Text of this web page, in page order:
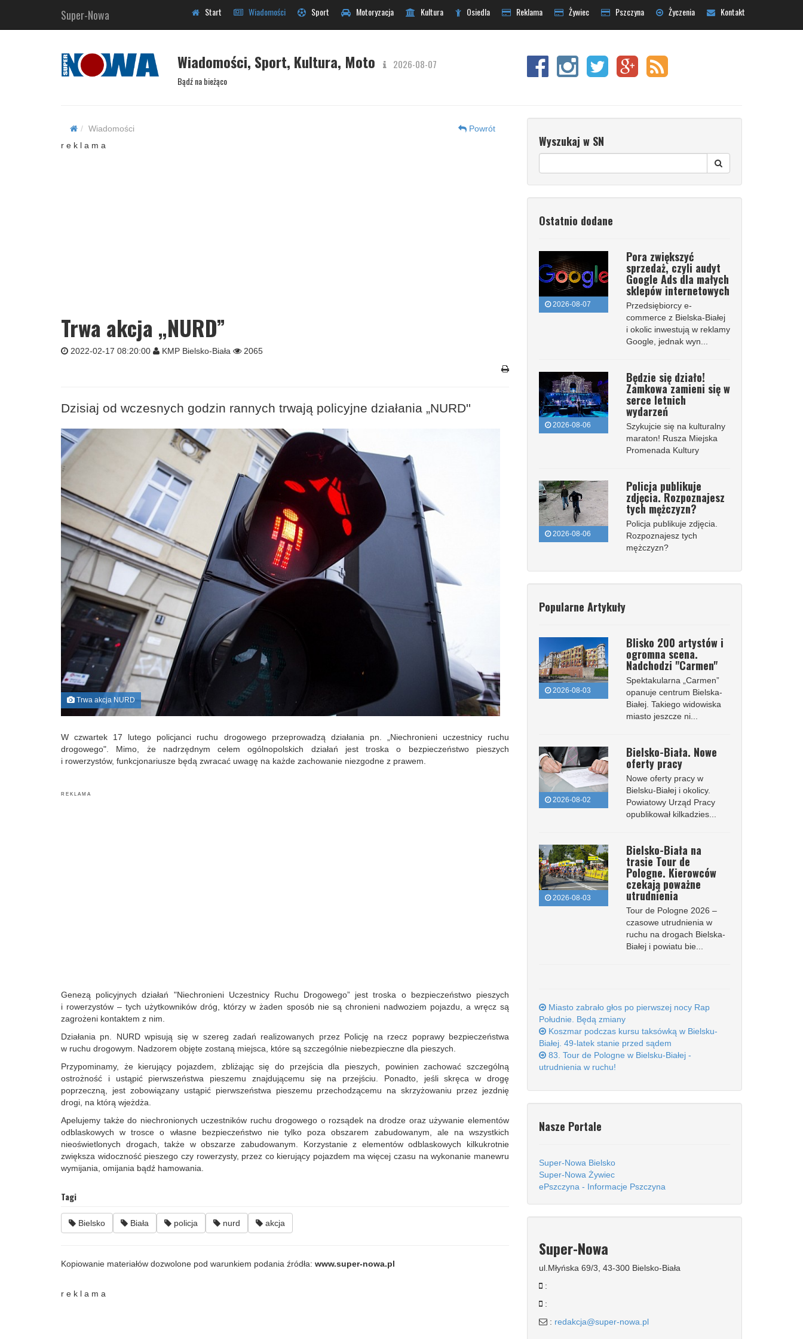
Super-Nowa Start Wiadomości Sport Motoryzacja Kultura Osiedla Reklama Żywiec Pszczyna Życzenia Kontakt
Wiadomości, Sport, Kultura, Moto 2026-08-07
Bądź na bieżąco
Wiadomości
Powrót
r e k l a m a
Trwa akcja „NURD”
2022-02-17 08:20:00 KMP Bielsko-Biała 2065
Dzisiaj od wczesnych godzin rannych trwają policyjne działania „NURD''
Trwa akcja NURD
W czwartek 17 lutego policjanci ruchu drogowego przeprowadzą działania pn. „Niechronieni uczestnicy ruchu
drogowego". Mimo, że nadrzędnym celem ogólnopolskich działań jest troska o bezpieczeństwo pieszych
i rowerzystów, funkcjonariusze będą zwracać uwagę na każde zachowanie niezgodne z prawem.
R E K L A M A
Genezą policyjnych działań "Niechronieni Uczestnicy Ruchu Drogowego” jest troska o bezpieczeństwo pieszych
i rowerzystów – tych użytkowników dróg, którzy w żaden sposób nie są chronieni nadwoziem pojazdu, a wręcz są
zagrożeni kontaktem z nim.
Działania pn. NURD wpisują się w szereg zadań realizowanych przez Policję na rzecz poprawy bezpieczeństwa
w ruchu drogowym. Nadzorem objęte zostaną miejsca, które są szczególnie niebezpieczne dla pieszych.
Przypominamy, że kierujący pojazdem, zbliżając się do przejścia dla pieszych, powinien zachować szczególną
ostrożność i ustąpić pierwszeństwa pieszemu znajdującemu się na przejściu. Ponadto, jeśli skręca w drogę
poprzeczną, jest zobowiązany ustąpić pierwszeństwa pieszemu przechodzącemu na skrzyżowaniu przez jezdnię
drogi, na którą wjeżdża.
Apelujemy także do niechronionych uczestników ruchu drogowego o rozsądek na drodze oraz używanie elementów
odblaskowych w trosce o własne bezpieczeństwo nie tylko poza obszarem zabudowanym, ale na wszystkich
nieoświetlonych drogach, także w obszarze zabudowanym. Korzystanie z elementów odblaskowych kilkukrotnie
zwiększa widoczność pieszego czy rowerzysty, przez co kierujący pojazdem ma więcej czasu na wykonanie manewru
wymijania, omijania bądź hamowania.
Tagi
Bielsko Biała policja nurd akcja
Kopiowanie materiałów dozwolone pod warunkiem podania źródła: www.super-nowa.pl
r e k l a m a
Wyszukaj w SN
Ostatnio dodane
2026-08-07
Pora zwiększyć
sprzedaż, czyli audyt
Google Ads dla małych
sklepów internetowych
Przedsiębiorcy e-
commerce z Bielska-Białej
i okolic inwestują w reklamy
Google, jednak wyn...
2026-08-06
Będzie się działo!
Zamkowa zamieni się w
serce letnich
wydarzeń
Szykujcie się na kulturalny
maraton! Rusza Miejska
Promenada Kultury
2026-08-06
Policja publikuje
zdjęcia. Rozpoznajesz
tych mężczyzn?
Policja publikuje zdjęcia.
Rozpoznajesz tych
mężczyzn?
Popularne Artykuły
2026-08-03
Blisko 200 artystów i
ogromna scena.
Nadchodzi "Carmen"
Spektakularna „Carmen”
opanuje centrum Bielska-
Białej. Takiego widowiska
miasto jeszcze ni...
2026-08-02
Bielsko-Biała. Nowe
oferty pracy
Nowe oferty pracy w
Bielsku-Białej i okolicy.
Powiatowy Urząd Pracy
opublikował kilkadzies...
2026-08-03
Bielsko-Biała na
trasie Tour de
Pologne. Kierowców
czekają poważne
utrudnienia
Tour de Pologne 2026 –
czasowe utrudnienia w
ruchu na drogach Bielska-
Białej i powiatu bie...
Miasto zabrało głos po pierwszej nocy Rap
Południe. Będą zmiany
Koszmar podczas kursu taksówką w Bielsku-
Białej. 49-latek stanie przed sądem
83. Tour de Pologne w Bielsku-Białej -
utrudnienia w ruchu!
Nasze Portale
Super-Nowa Bielsko
Super-Nowa Żywiec
ePszczyna - Informacje Pszczyna
Super-Nowa
ul.Młyńska 69/3, 43-300 Bielsko-Biała
:
:
: redakcja@super-nowa.pl